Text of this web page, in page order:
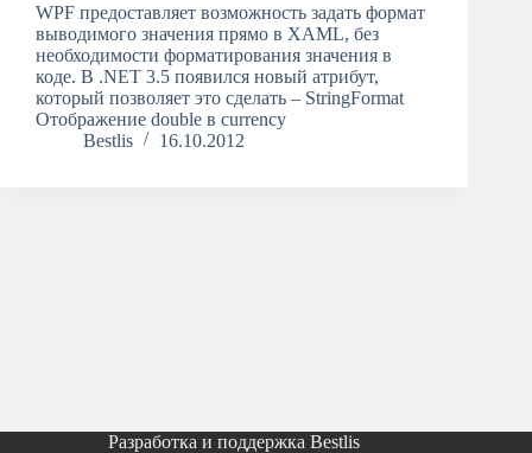
WPF предоставляет возможность задать формат
выводимого значения прямо в XAML, без
необходимости форматирования значения в
коде. В .NET 3.5 появился новый атрибут,
который позволяет это сделать – StringFormat
Отображение double в currency
Bestlis
16.10.2012
Разработка и поддержка Bestlis